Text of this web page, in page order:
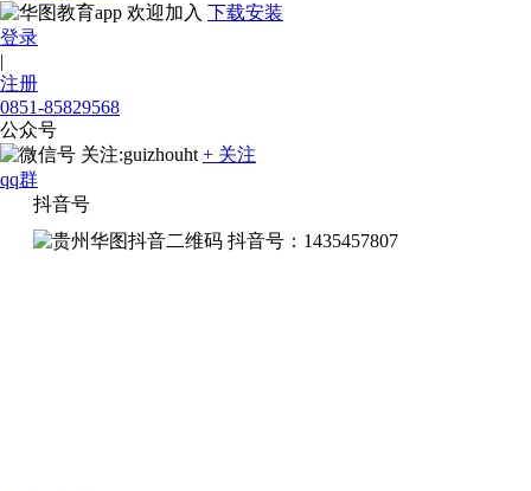
欢迎加入 下载安装
登录
|
注册
0851-85829568
公众号
关注:guizhouht + 关注
qq群
抖音号
抖音号：1435457807